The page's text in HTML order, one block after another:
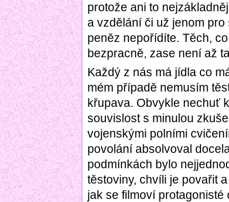
protože ani to
a vzdělání či už jenom
peněz nepořídíte. Těch,
bezpracně, zase není až
Každý z nás má jídla co
mém případě nemusím
křupava. Obvykle nechuť
souvislost s minulou
vojenskými polními
povolání absolvoval
podmínkách bylo
těstoviny, chvíli je povařit
jak se filmoví